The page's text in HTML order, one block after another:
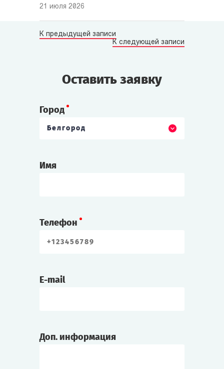
21 июля 2026
К предыдущей записи
К следующей записи
Оставить заявку
Город
Белгород
Имя
Телефон
E-mail
Доп. информация